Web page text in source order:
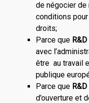
de négocier
conditions
droits;
Parce queR&D
avec
être au travail
publique
Parce queR&D
d’ouverture et